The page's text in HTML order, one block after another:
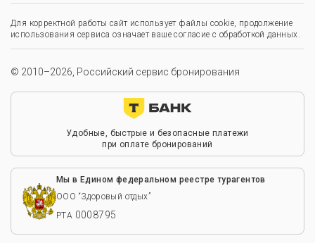
Для корректной работы сайт использует файлы cookie, продолжение
использования сервиса означает ваше согласие с обработкой данных.
© 2010–2026, Российский сервис бронирования
Удобные, быстрые и безопасные платежи
при оплате бронирований
Мы в Едином федеральном реестре турагентов
ООО “Здоровый отдых”
РТА 0008795